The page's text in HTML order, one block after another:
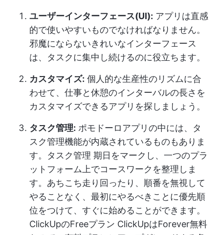
ユーザーインターフェース(UI): アプリは直感
的で使いやすいものでなければなりません。
邪魔にならないきれいなインターフェース
は、タスクに集中し続けるのに役立ちます。
カスタマイズ: 個人的な生産性のリズムに合
わせて、仕事と休憩のインターバルの長さを
カスタマイズできるアプリを探しましょう。
タスク管理: ポモドーロアプリの中には、タ
スク管理機能が内蔵されているものもありま
す。 タスク管理 期日をマークし、一つのプラ
ットフォーム上でコースワークを整理しま
す。あちこち走り回ったり、順番を無視して
やることなく、最初にやるべきことに優先順
位をつけて、すぐに始めることができます。
ClickUpのFreeプラン ClickUpはForever無料